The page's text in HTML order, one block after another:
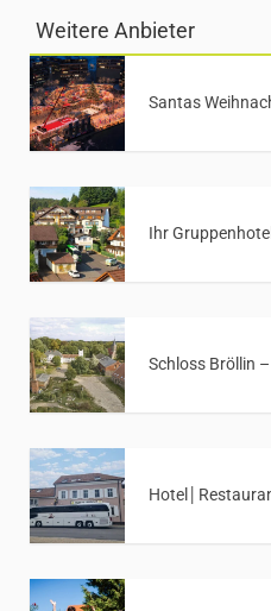
Weitere Anbieter
Santas
Ihr